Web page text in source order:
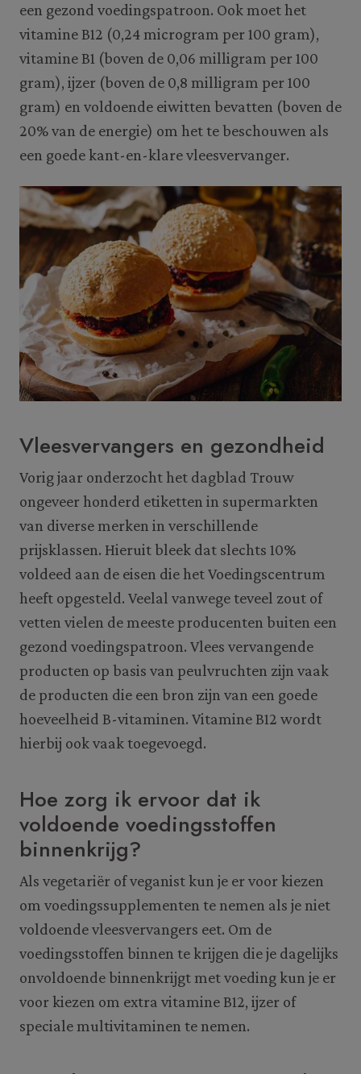
een gezond voedingspatroon. Ook moet het
vitamine B12 (0,24 microgram per 100 gram),
vitamine B1 (boven de 0,06 milligram per 100
gram), ijzer (boven de 0,8 milligram per 100
gram) en voldoende eiwitten bevatten (boven de
20% van de energie) om het te beschouwen als
een goede kant-en-klare vleesvervanger.
Vleesvervangers en gezondheid
Vorig jaar onderzocht het dagblad Trouw
ongeveer honderd etiketten in supermarkten
van diverse merken in verschillende
prijsklassen. Hieruit bleek dat slechts 10%
voldeed aan de eisen die het Voedingscentrum
heeft opgesteld. Veelal vanwege teveel zout of
vetten vielen de meeste producenten buiten een
gezond voedingspatroon. Vlees vervangende
producten op basis van peulvruchten zijn vaak
de producten die een bron zijn van een goede
hoeveelheid B-vitaminen. Vitamine B12 wordt
hierbij ook vaak toegevoegd.
Hoe zorg ik ervoor dat ik
voldoende voedingsstoffen
binnenkrijg?
Als vegetariër of veganist kun je er voor kiezen
om voedingssupplementen te nemen als je niet
voldoende vleesvervangers eet. Om de
voedingsstoffen binnen te krijgen die je dagelijks
onvoldoende binnenkrijgt met voeding kun je er
voor kiezen om extra vitamine B12, ijzer of
speciale multivitaminen te nemen.